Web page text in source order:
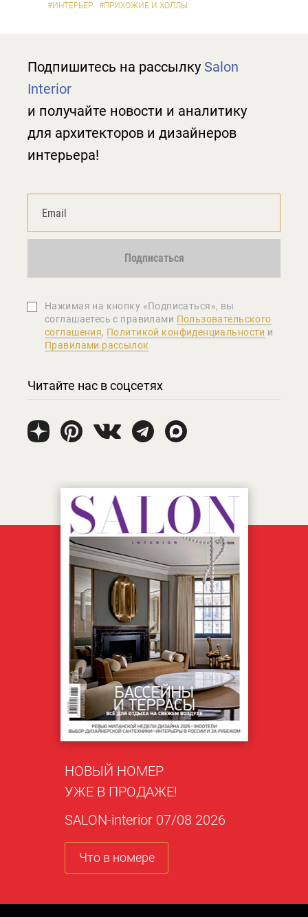
#ИНТЕРЬЕР #ПРИХОЖИЕ И ХОЛЛЫ
Подпишитесь на рассылку Salon
Interior
и получайте новости и аналитику
для архитекторов и дизайнеров
интерьера!
Подписаться
Нажимая на кнопку «Подписаться», вы
соглашаетеcь с правилами Пользовательского
соглашения, Политикой конфиденциальности и
Правилами рассылок
Читайте нас в соцсетях
НОВЫЙ НОМЕР
УЖЕ В ПРОДАЖЕ!
SALON-interior 07/08 2026
Что в номере